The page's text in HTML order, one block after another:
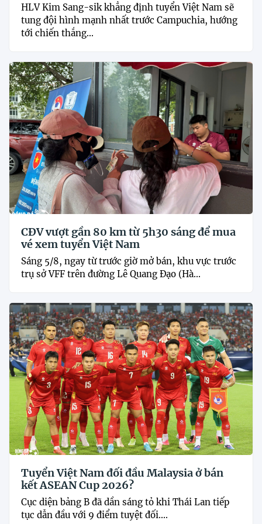
HLV Kim Sang-sik khẳng định tuyển Việt Nam sẽ
tung đội hình mạnh nhất trước Campuchia, hướng
tới chiến thắng...
CĐV vượt gần 80 km từ 5h30 sáng để mua
vé xem tuyển Việt Nam
Sáng 5/8, ngay từ trước giờ mở bán, khu vực trước
trụ sở VFF trên đường Lê Quang Đạo (Hà...
Tuyển Việt Nam đối đầu Malaysia ở bán
kết ASEAN Cup 2026?
Cục diện bảng B đã dần sáng tỏ khi Thái Lan tiếp
tục dẫn đầu với 9 điểm tuyệt đối....